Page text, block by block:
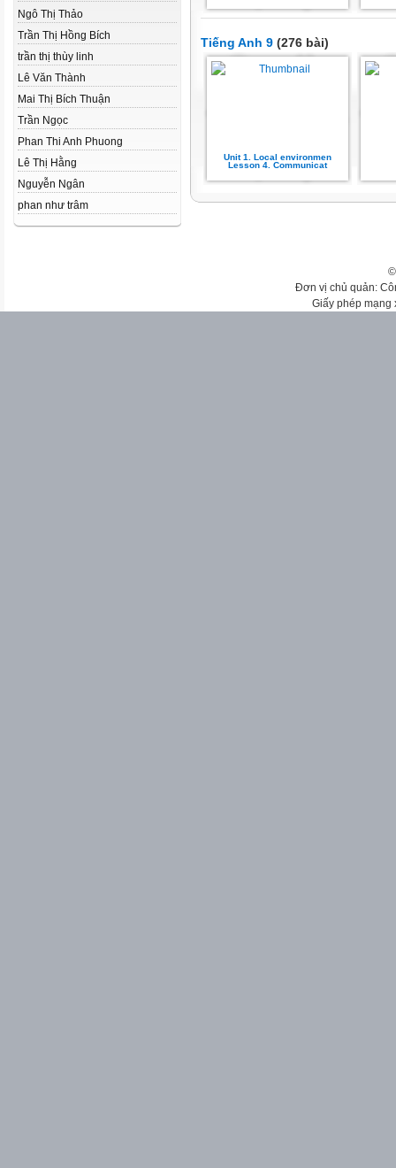
Ngô Thị Thảo
Trần Thị Hồng Bích
trần thị thùy linh
Lê Văn Thành
Mai Thị Bích Thuận
Trần Ngọc
Phan Thi Anh Phuong
Lê Thị Hằng
Nguyễn Ngân
phan như trâm
Tiếng Anh 9 (276 bài)
Unit 1. Local environmen
Lesson 4. Communicat
Đơn vị chủ quản:
Giấy phép mạng